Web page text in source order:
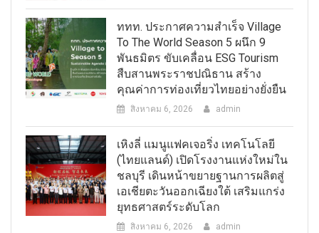
ททท. ประกาศความสำเร็จ Village
To The World Season 5 ผนึก 9
พันธมิตร ขับเคลื่อน ESG Tourism
สืบสานพระราชปณิธาน สร้าง
คุณค่าการท่องเที่ยวไทยอย่างยั่งยืน
สิงหาคม 6, 2026 admin
เหิงลี่ แมนูแฟคเจอริ่ง เทคโนโลยี
(ไทยแลนด์) เปิดโรงงานแห่งใหม่ใน
ชลบุรี เดินหน้าขยายฐานการผลิตสู่
เอเชียตะวันออกเฉียงใต้ เสริมแกร่ง
ยุทธศาสตร์ระดับโลก
สิงหาคม 6, 2026 admin